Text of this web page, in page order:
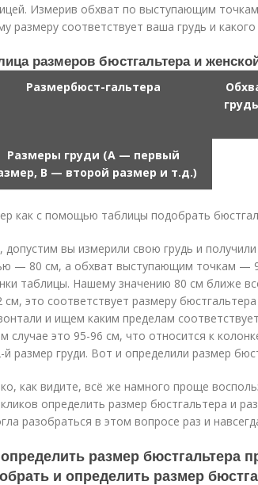
Измерив обхват по выступающим
размеру соответствует ваша грудь и
размеров бюстгальтера и
Размербюст-гальтера
Размеры груди (A — первый
B — второй размер и т.д.)
как с помощью таблицы подобрать
допустим вы измерили свою грудь и
— 80 см, а обхват выступающим точкам —
таблицы. Нашему значению 80 см ближе
см, это соответствует размеру
и ищем каким пределам
случае это 95-96 см, что относится к
й размер груди. Вот и определили размер
как видите, всё же намного проще
определить размер бюстгальтера и
разобраться в этом вопросе раз и
размер бюстгальтера
и определить размер